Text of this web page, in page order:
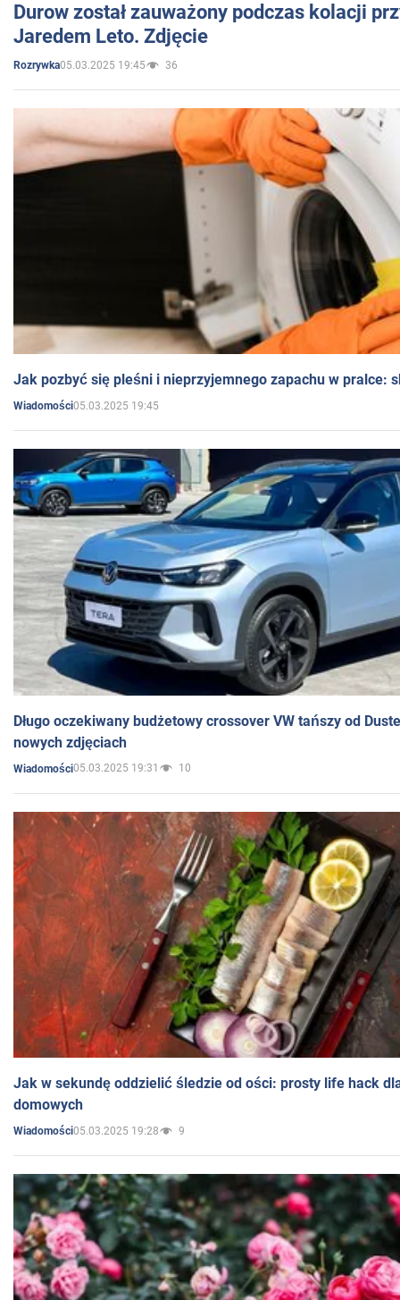
Durow został zauważony podczas kolacji
Jaredem Leto. Zdjęcie
Rozrywka05.03.2025 19:45 36
Jak pozbyć się pleśni i nieprzyjemnego zapachu w pralce:
Wiadomości05.03.2025 19:45
Długo oczekiwany budżetowy crossover VW tańszy od
nowych zdjęciach
Wiadomości05.03.2025 19:31 10
Jak w sekundę oddzielić śledzie od ości: prosty life hack
domowych
Wiadomości05.03.2025 19:28 9